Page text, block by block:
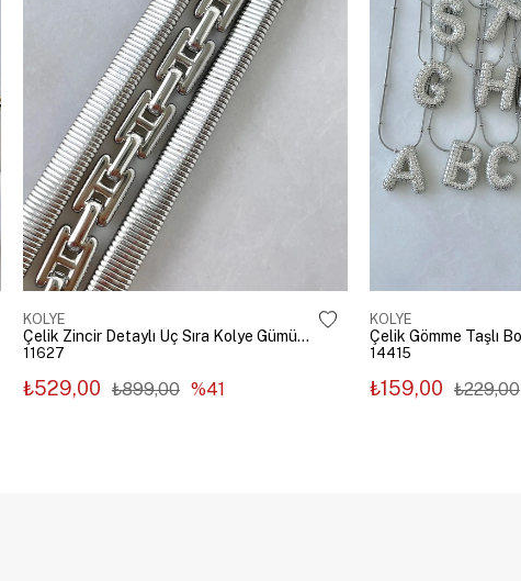
KOLYE
Çelik Zincir Detaylı Üç Sıra Kolye Gümüş Renk
11627
₺529,00 ₺899,00 %41
KOLYE
14415
₺159,00 ₺229,00